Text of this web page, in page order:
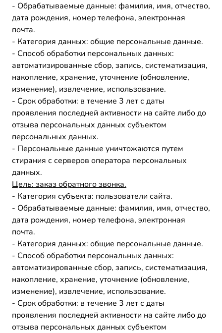
- Обрабатываемые данные: фамилия, имя, отчество,
дата рождения, номер телефона, электронная
почта.
- Категория данных: общие персональные данные.
- Способ обработки персональных данных:
автоматизированные сбор, запись, систематизация,
накопление, хранение, уточнение (обновление,
изменение), извлечение, использование.
- Срок обработки: в течение 3 лет с даты
проявления последней активности на сайте либо до
отзыва персональных данных субъектом
персональных данных.
- Персональные данные уничтожаются путем
стирания с серверов оператора персональных
данных.
Цель: заказ обратного звонка.
- Категория субъекта: пользователи сайта.
- Обрабатываемые данные: фамилия, имя, отчество,
дата рождения, номер телефона, электронная
почта.
- Категория данных: общие персональные данные.
- Способ обработки персональных данных:
автоматизированные сбор, запись, систематизация,
накопление, хранение, уточнение (обновление,
изменение), извлечение, использование.
- Срок обработки: в течение 3 лет с даты
проявления последней активности на сайте либо до
отзыва персональных данных субъектом